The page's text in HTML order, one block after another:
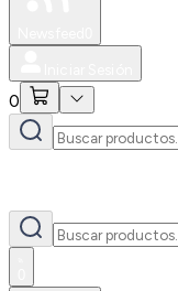
0